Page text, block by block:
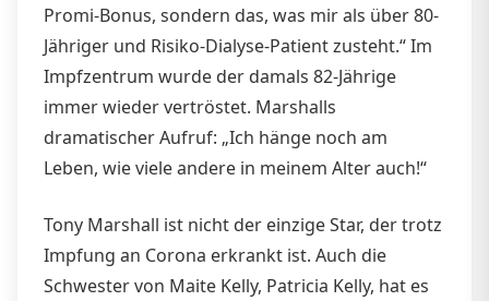
Promi-Bonus, sondern das, was mir als über 80-
Jähriger und Risiko-Dialyse-Patient zusteht.“ Im
Impfzentrum wurde der damals 82-Jährige
immer wieder vertröstet. Marshalls
dramatischer Aufruf: „Ich hänge noch am
Leben, wie viele andere in meinem Alter auch!“
Tony Marshall ist nicht der einzige Star, der trotz
Impfung an Corona erkrankt ist. Auch die
Schwester von Maite Kelly, Patricia Kelly, hat es